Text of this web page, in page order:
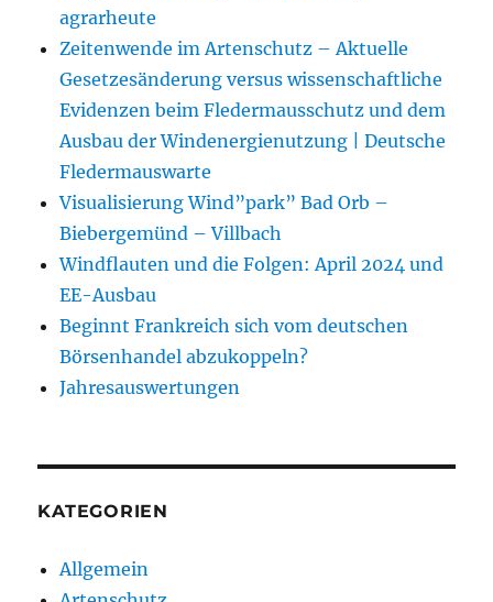
agrarheute
Zeitenwende im Artenschutz – Aktuelle
Gesetzesänderung versus wissenschaftliche
Evidenzen beim Fledermausschutz und dem
Ausbau der Windenergienutzung | Deutsche
Fledermauswarte
Visualisierung Wind”park” Bad Orb –
Biebergemünd – Villbach
Windflauten und die Folgen: April 2024 und
EE-Ausbau
Beginnt Frankreich sich vom deutschen
Börsenhandel abzukoppeln?
Jahresauswertungen
KATEGORIEN
Allgemein